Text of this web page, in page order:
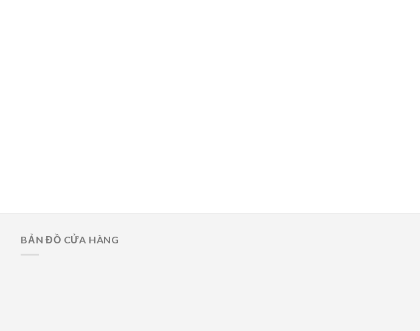
BẢN ĐỒ CỬA HÀNG